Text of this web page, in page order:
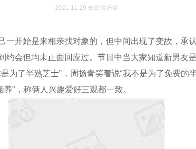
2021-11-29 来源:你乐谷
一开始是来相亲找对象的，但中间出现了变故，承
约会但均未正面回应过。节目中当大家知道新男友
为了半熟芝士”，周扬青笑着说“我不是为了免费的
”，称俩人兴趣爱好三观都一致。